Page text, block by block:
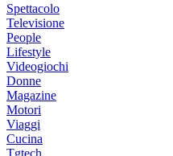
Spettacolo
Televisione
People
Lifestyle
Videogiochi
Donne
Magazine
Motori
Viaggi
Cucina
Tgtech